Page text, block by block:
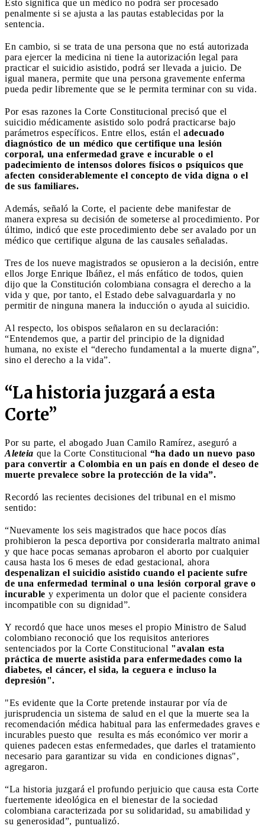
Esto significa que un médico no podrá ser procesado
penalmente si se ajusta a las pautas establecidas por la
sentencia.
En cambio, si se trata de una persona que no está autorizada
para ejercer la medicina ni tiene la autorización legal para
practicar el suicidio asistido, podrá ser llevada a juicio. De
igual manera, permite que una persona gravemente enferma
pueda pedir libremente que se le permita terminar con su vida.
Por esas razones la Corte Constitucional precisó que el
suicidio médicamente asistido solo podrá practicarse bajo
parámetros específicos. Entre ellos, están el adecuado
diagnóstico de un médico que certifique una lesión
corporal, una enfermedad grave e incurable o el
padecimiento de intensos dolores físicos o psíquicos que
afecten considerablemente el concepto de vida digna o el
de sus familiares.
Además, señaló la Corte, el paciente debe manifestar de
manera expresa su decisión de someterse al procedimiento. Por
último, indicó que este procedimiento debe ser avalado por un
médico que certifique alguna de las causales señaladas.
Tres de los nueve magistrados se opusieron a la decisión, entre
ellos Jorge Enrique Ibáñez, el más enfático de todos, quien
dijo que la Constitución colombiana consagra el derecho a la
vida y que, por tanto, el Estado debe salvaguardarla y no
permitir de ninguna manera la inducción o ayuda al suicidio.
Al respecto, los obispos señalaron en su declaración:
“Entendemos que, a partir del principio de la dignidad
humana, no existe el “derecho fundamental a la muerte digna”,
sino el derecho a la vida”.
“La historia juzgará a esta
Corte”
Por su parte, el abogado Juan Camilo Ramírez, aseguró a
Aleteia que la Corte Constitucional “ha dado un nuevo paso
para convertir a Colombia en un país en donde el deseo de
muerte prevalece sobre la protección de la vida”.
Recordó las recientes decisiones del tribunal en el mismo
sentido:
“Nuevamente los seis magistrados que hace pocos días
prohibieron la pesca deportiva por considerarla maltrato animal
y que hace pocas semanas aprobaron el aborto por cualquier
causa hasta los 6 meses de edad gestacional, ahora
despenalizan el suicidio asistido cuando el paciente sufre
de una enfermedad terminal o una lesión corporal grave o
incurable y experimenta un dolor que el paciente considera
incompatible con su dignidad”.
Y recordó que hace unos meses el propio Ministro de Salud
colombiano reconoció que los requisitos anteriores
sentenciados por la Corte Constitucional "avalan esta
práctica de muerte asistida para enfermedades como la
diabetes, el cáncer, el sida, la ceguera e incluso la
depresión".
"Es evidente que la Corte pretende instaurar por vía de
jurisprudencia un sistema de salud en el que la muerte sea la
recomendación médica habitual para las enfermedades graves e
incurables puesto que resulta es más económico ver morir a
quienes padecen estas enfermedades, que darles el tratamiento
necesario para garantizar su vida en condiciones dignas",
agregaron.
“La historia juzgará el profundo perjuicio que causa esta Corte
fuertemente ideológica en el bienestar de la sociedad
colombiana caracterizada por su solidaridad, su amabilidad y
su generosidad”, puntualizó.